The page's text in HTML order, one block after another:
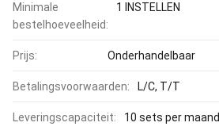
Minimale
bestelhoeveelheid:
1 INSTELLEN
Prijs: Onderhandelbaar
Betalingsvoorwaarden: L/C, T/T
Leveringscapaciteit: 10 sets per maand